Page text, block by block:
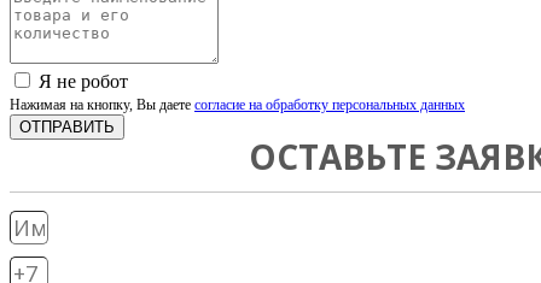
Я не робот
Нажимая на кнопку, Вы даете согласие на обработку персональных данных
ОТПРАВИТЬ
ОСТАВЬТЕ